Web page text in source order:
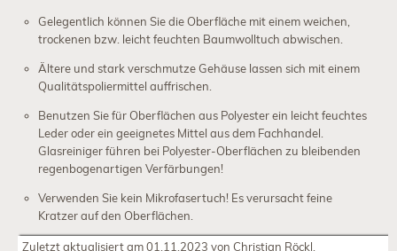
Zubehör
Steinway
Ankauf
Hersteller
Service
Klavier-
Stimmen
Gelegentlich können Sie die Oberfläche mit einem weichen,
trockenen bzw. leicht feuchten Baumwolltuch abwischen.
Ältere und stark verschmutze Gehäuse lassen sich mit einem
Qualitätspoliermittel auffrischen.
Benutzen Sie für Oberflächen aus Polyester ein leicht feuchtes
Leder oder ein geeignetes Mittel aus dem Fachhandel.
Glasreiniger führen bei Polyester-Oberflächen zu bleibenden
regenbogenartigen Verfärbungen!
Verwenden Sie kein Mikrofasertuch! Es verursacht feine
Kratzer auf den Oberflächen.
Zuletzt aktualisiert am 01.11.2023 von Christian Röckl.